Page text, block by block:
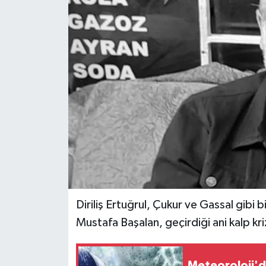
Diriliş Ertuğrul, Çukur ve Gassal gibi
Mustafa Başalan, geçirdiği ani kalp